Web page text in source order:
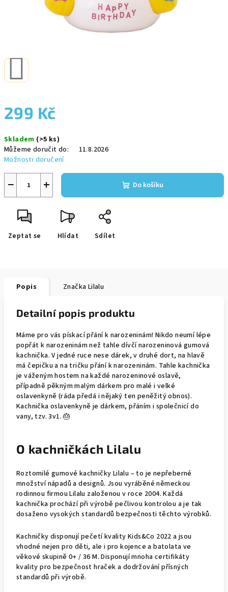
299 Kč
cena:
Skladem (>5 ks)
Můžeme doručit do:
11.8.2026
Možnosti doručení
+
− Do košíku
Zeptat se Hlídat Sdílet
Popis Značka Lilalu
Detailní popis produktu
Máme pro vás pískací přání k narozeninám! Nikdo neumí lépe
popřát k narozeninám než tahle dívčí narozeninová gumová
kachnička. V jedné ruce nese dárek, v druhé dort, na hlavě
má čepičku a na tričku přání k narozeninám. Tahle kachnička
je váženým hostem na každé narozeninové oslavě,
případně pěkným malým dárkem pro malé i velké
oslavenkyně (ráda předá i nějaký ten peněžitý obnos).
Kachnička oslavenkyně je dárkem, přáním i společnicí do
vany, tzv. 3v1. 🎂
O kachničkách Lilalu
Roztomilé gumové kachničky Lilalu – to je nepřeberné
množství nápadů a designů. Jsou vyráběné německou
rodinnou firmou Lilalu založenou v roce 2004. Každá
kachnička prochází při výrobě pečlivou kontrolou a je tak
dosaženo vysokých standardů bezpečnosti těchto výrobků.
Kachničky disponují pečetí kvality Kids&Co 2022 a jsou
vhodné nejen pro děti, ale i pro kojence a batolata ve
věkové skupině 0+ / 36 M. Disponují mnoha certifikáty
kvality pro bezpečnost hraček a dodržování přísných
standardů při výrobě.